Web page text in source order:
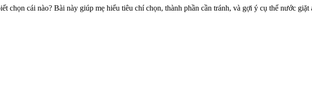
chọn cái nào? Bài này giúp mẹ hiểu tiêu chí chọn, thành phần cần tránh, và gợi ý cụ thể nước giặt